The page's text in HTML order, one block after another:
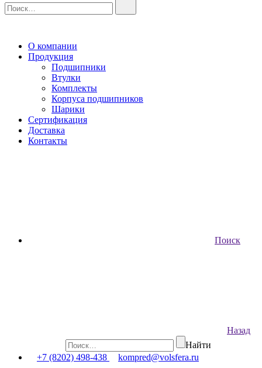
О компании
Продукция
Подшипники
Втулки
Комплекты
Корпуса подшипников
Шарики
Сертификация
Доставка
Контакты
Поиск
Назад
Найти
+7 (8202) 498-438
kompred@volsfera.ru